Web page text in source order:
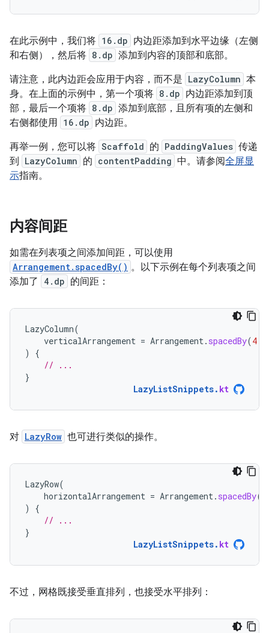
在此示例中，我们将 16.dp 内边距添加到水平边缘（左侧
和右侧），然后将 8.dp 添加到内容的顶部和底部。
请注意，此内边距会应用于内容，而不是 LazyColumn 本
身。 在上面的示例中，第一个项将 8.dp 内边距添加到顶
部，最后一个项将 8.dp 添加到底部，且所有项的左侧和
右侧都使用 16.dp 内边距。
再举一例，您可以将 Scaffold 的 PaddingValues 传递
到
LazyColumn 的 contentPadding 中。请参阅全屏显
示指南。
内容间距
如需在列表项之间添加间距，可以使用
Arrangement.spacedBy() 。以下示例在每个列表项之间
添加了
4.dp 的间距：
LazyColumn(
verticalArrangement = Arrangement. spacedBy(4.
)
{
// ...
}
LazyListSnippets. kt
对 LazyRow 也可进行类似的操作。
LazyRow(
horizontalArrangement = Arrangement. spacedBy(
)
{
// ...
}
LazyListSnippets. kt
不过，网格既接受垂直排列，也接受水平排列：